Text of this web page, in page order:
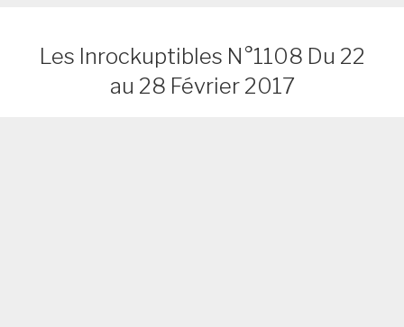
Les Inrockuptibles N°1108 Du 22
au 28 Février 2017